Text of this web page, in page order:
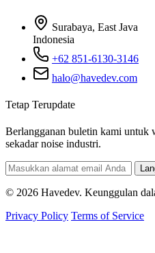
Surabaya, East Java
Indonesia
+62 851-6130-3146
halo@havedev.com
Tetap Terupdate
Berlangganan buletin kami untuk
sekadar noise industri.
© 2026 Havedev. Keunggulan
Privacy Policy Terms of Service